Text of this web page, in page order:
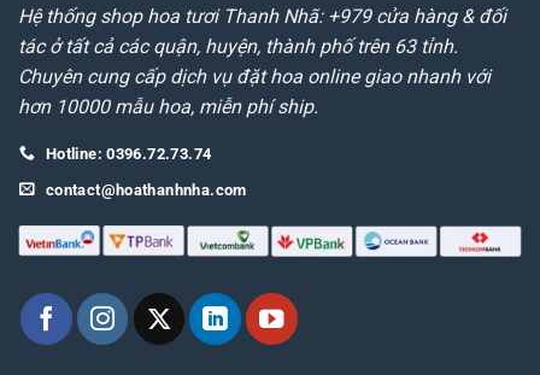
Hệ thống shop hoa tươi Thanh Nhã: +979 cửa hàng & đối
tác ở tất cả các quận, huyện, thành phố trên 63 tỉnh.
Chuyên cung cấp dịch vụ đặt hoa online giao nhanh với
hơn 10000 mẫu hoa, miễn phí ship.
Hotline: 0396.72.73.74
contact@hoathanhnha.com